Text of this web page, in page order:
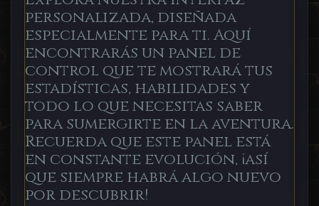
personalizada, diseñada
especialmente para ti. Aquí
encontrarás un panel de
control que te mostrará tus
estadísticas, habilidades y
todo lo que necesitas saber
para sumergirte en la aventura.
Recuerda que este panel está
en constante evolución, ¡así
que siempre habrá algo nuevo
por descubrir!